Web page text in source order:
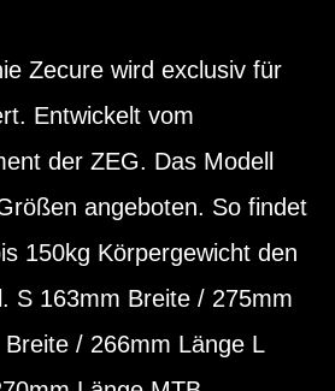
Zecure wird exclusiv für
Entwickelt vom
der ZEG. Das Modell
angeboten. So findet
150kg Körpergewicht den
S 163mm Breite / 275mm
/ 266mm Länge L